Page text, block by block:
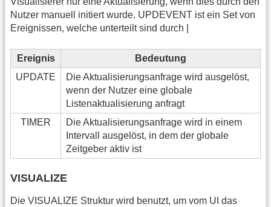
Nutzer manuell initiert wurde. UPDEVENT ist ein Set von
Ereignissen, welche unterteilt sind durch |
Ereignis
Bedeutung
UPDATE
Die Aktualisierungsanfrage wird ausgelöst,
wenn der Nutzer eine globale
Listenaktualisierung anfragt
TIMER
Die Aktualisierungsanfrage wird in einem
Intervall ausgelöst, in dem der globale
Zeitgeber aktiv ist
VISUALIZE
Die VISUALIZE Struktur wird benutzt, um vom UI das